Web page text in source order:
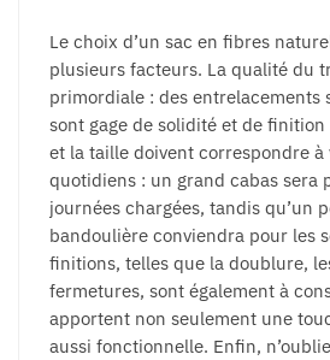
Le choix d’un sac en fibres
plusieurs facteurs. La qualité du
primordiale : des entrelacements
sont gage de solidité et de finition
et la taille doivent correspondre à
quotidiens : un grand cabas sera
journées chargées, tandis qu’un
bandoulière conviendra pour les
finitions, telles que la doublure,
fermetures, sont également à
apportent non seulement une
aussi fonctionnelle. Enfin,